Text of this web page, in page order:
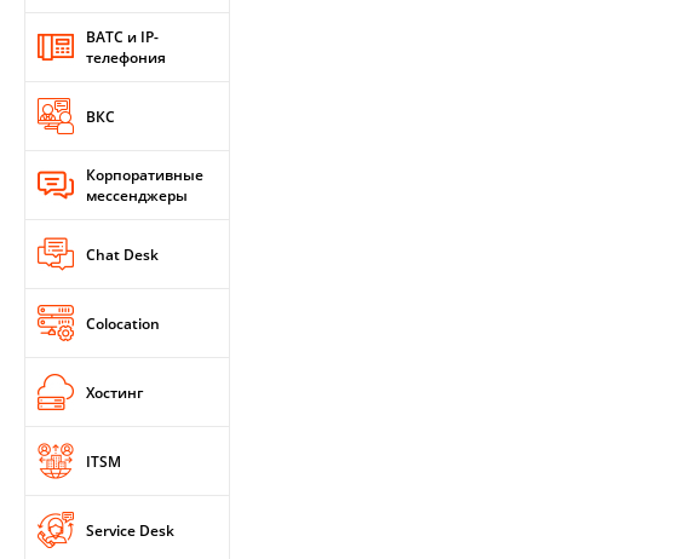
ВАТС и IP-
телефония
ВКС
Корпоративные
мессенджеры
Chat Desk
Colocation
Хостинг
ITSM
Service Desk